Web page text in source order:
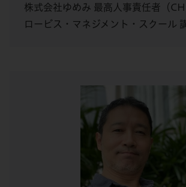
株式会社ゆめみ 最高人事責任者（
ロービス・マネジメント・スクール